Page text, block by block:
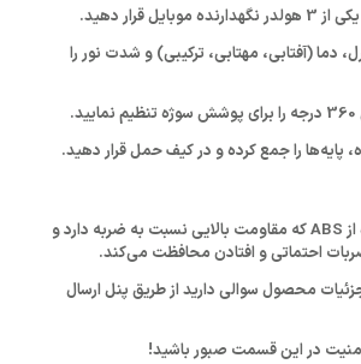
قرار دهید.
دما (آفتابی، مهتابی، ترکیبی) و شدت نور را
پایه‌ها را جمع کرده و در کیف حمل قرار دهید.
🛡️ ساخته شده از ABS که مقاومت بالایی نسبت به ضربه دارد و
احتماتی و افتادن محافظت می‌کند.
محصول سوالی دارید از طریق پنل ارسال
در این قسمت صبور باشید!